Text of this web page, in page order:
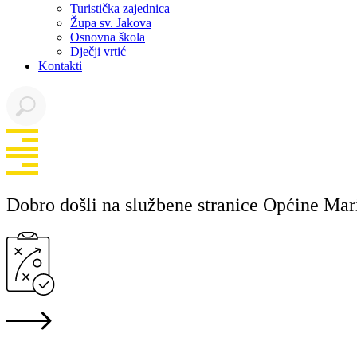
Turistička zajednica
Župa sv. Jakova
Osnovna škola
Dječji vrtić
Kontakti
Dobro došli na službene stranice Općine